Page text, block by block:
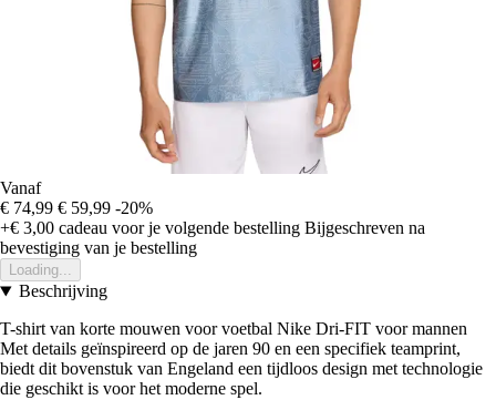
Vanaf
€ 74,99 € 59,99 -20%
+€ 3,00 cadeau voor je volgende bestelling Bijgeschreven na
bevestiging van je bestelling
Loading...
Beschrijving
T-shirt van korte mouwen voor voetbal Nike Dri-FIT voor mannen
Met details geïnspireerd op de jaren 90 en een specifiek teamprint,
biedt dit bovenstuk van Engeland een tijdloos design met technologie
die geschikt is voor het moderne spel.